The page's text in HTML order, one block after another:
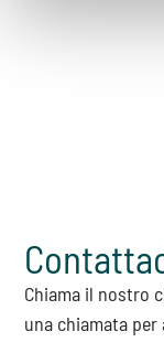
Chiama il nostro
una chiamata